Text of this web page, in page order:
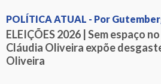
POLÍTICA ATUAL - Por
ELEIÇÕES 2026 | Sem espaço
Cláudia Oliveira expõe
Oliveira